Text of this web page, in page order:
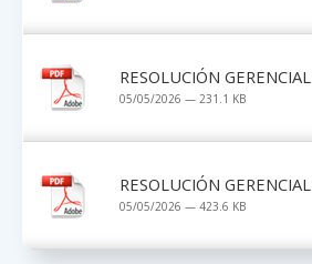
RESOLUCIÓN
05/05/2026 — 231.1 KB
RESOLUCIÓN
05/05/2026 — 423.6 KB